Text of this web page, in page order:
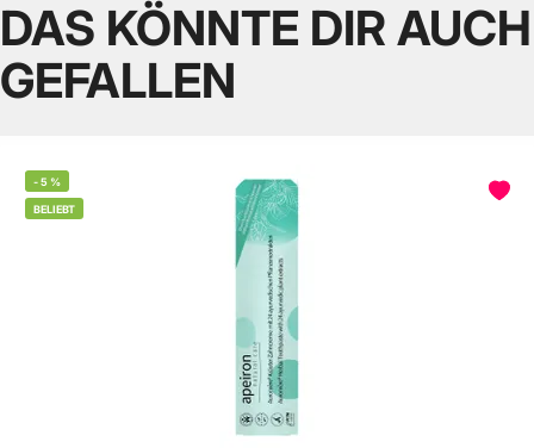
DAS KÖNNTE DIR AUCH
GEFALLEN
-5 %
BELIEBT